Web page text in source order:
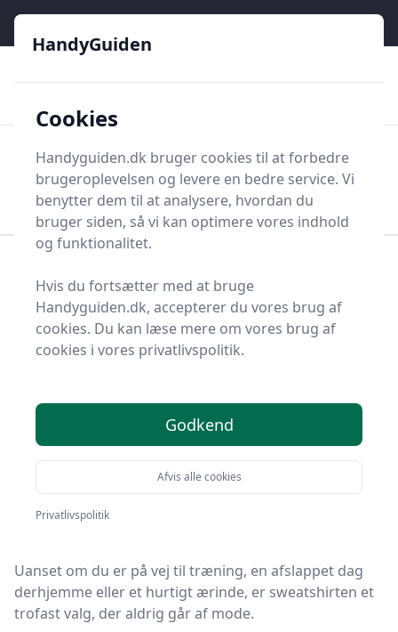
HandyGuiden
Søg nu
Søg nu
Diverse værktøj
Arbejdstøj og -sikkerhed
Sweatshirt
Sweatshirts - 1500 på
Sweatshirts har længe været en fast bestanddel i
mange garderober verden over.
De tilbyder komfort, stil og funktionalitet i én praktisk
Uanset om du er på vej til træning, en afslappet dag
derhjemme eller et hurtigt ærinde, er sweatshirten et
trofast valg, der aldrig går af mode.
HandyGuiden
Cookies
Handyguiden.dk bruger cookies til at forbedre
brugeroplevelsen og levere en bedre service. Vi
benytter dem til at analysere, hvordan du
bruger siden, så vi kan optimere vores indhold
og funktionalitet.
Hvis du fortsætter med at bruge
Handyguiden.dk, accepterer du vores brug af
cookies. Du kan læse mere om vores brug af
cookies i vores privatlivspolitik.
Godkend
Afvis alle cookies
Privatlivspolitik